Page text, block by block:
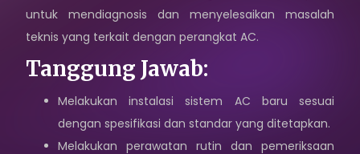
Sewa Dingin
Karir
Sosial Media
Hubungi Kami
untuk mendiagnosis dan menyelesaikan masalah
teknis yang terkait dengan perangkat AC.
Tanggung Jawab:
Melakukan instalasi sistem AC baru sesuai
dengan spesifikasi dan standar yang ditetapkan.
Melakukan perawatan rutin dan pemeriksaan